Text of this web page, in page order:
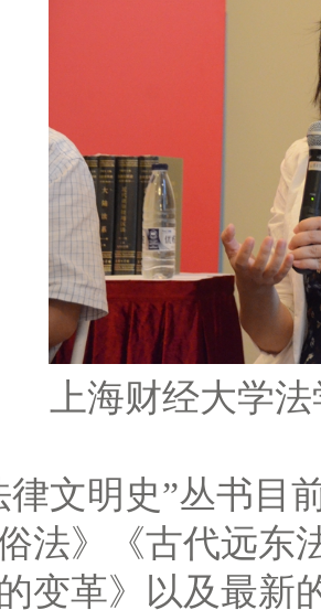
上海财经大学
明史”丛书目前
法》《古代远东
变革》以及最新